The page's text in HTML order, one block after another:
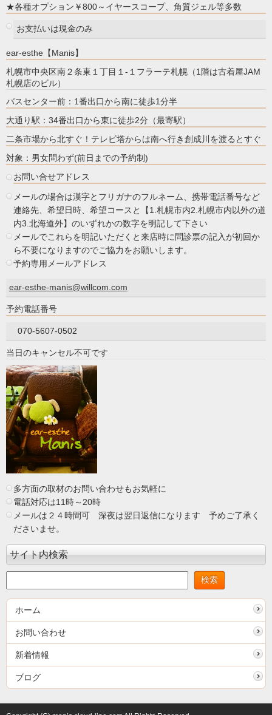
★各種オプション￥800～イヤースコープ、角質ジェル等多数
お支払いは現金のみ
ear-esthe【Manis】
札幌市中央区南２条東１丁目１-１フラーテ札幌（1階は古着屋JAM
札幌店のビル）
バスセンター前：1番出口から南に徒歩1分半
大通り駅：34番出口から東に徒歩2分（最寄駅）
二条市場から北すぐ！テレビ塔からは南へ行き創成川を渡るとすぐ
対象：男女問わず(前日までの予約制)
お問い合せアドレス
メールの場合は漢字とフリガナのフルネーム、携帯電話番号など
連絡先、希望日時、希望コースと【1.札幌市内2.札幌市内以外の道
内3.北海道外】のいずれかの数字を明記して下さい
メールでこれらを明記いただくと来店時に問診票の記入が初回か
ら不要になりますのでご協力をお願いします。
予約専用メールアドレス
ear-esthe-manis@willcom.com
予約電話番号
070-5607-0502
当日のキャンセル不可です
多方面の取材のお問い合わせもお気軽に
電話対応は11時～20時
メールは２４時間可 深夜は翌日返信になります 予めご了承く
ださいませ。
サイト内検索
ホーム
お問い合わせ
新着情報
ブログ